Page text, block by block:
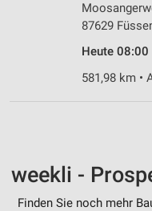
87629
Heute 08:00
581,98 km •
weekli -
Finden Sie noch mehr